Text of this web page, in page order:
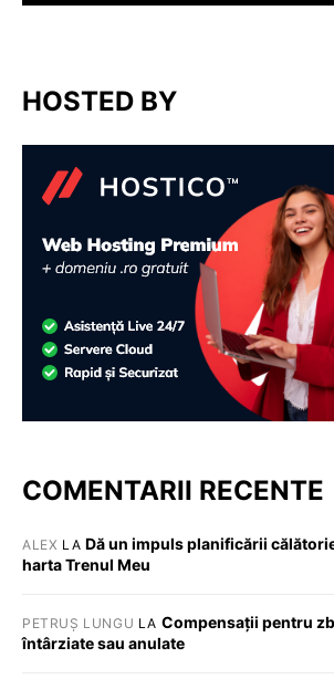
HOSTED BY
COMENTARII RECENTE
ALEX LA Dă un impuls planificării
harta Trenul Meu
PETRUȘ LUNGU LA Compensații pentru
întârziate sau anulate